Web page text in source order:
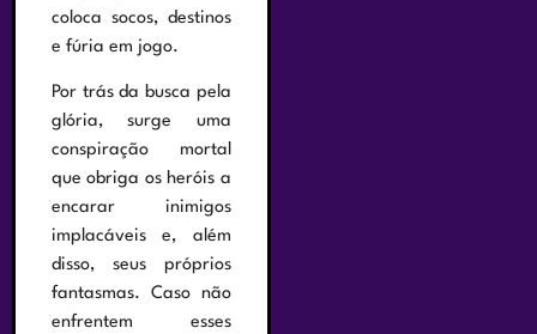
coloca socos, destinos
e fúria em jogo.
Por trás da busca pela
glória, surge uma
conspiração mortal
que obriga os heróis a
encarar inimigos
implacáveis e, além
disso, seus próprios
fantasmas. Caso não
enfrentem esses